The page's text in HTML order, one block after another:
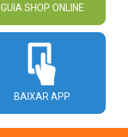
GUIA SHOP ONLINE
BAIXAR APP